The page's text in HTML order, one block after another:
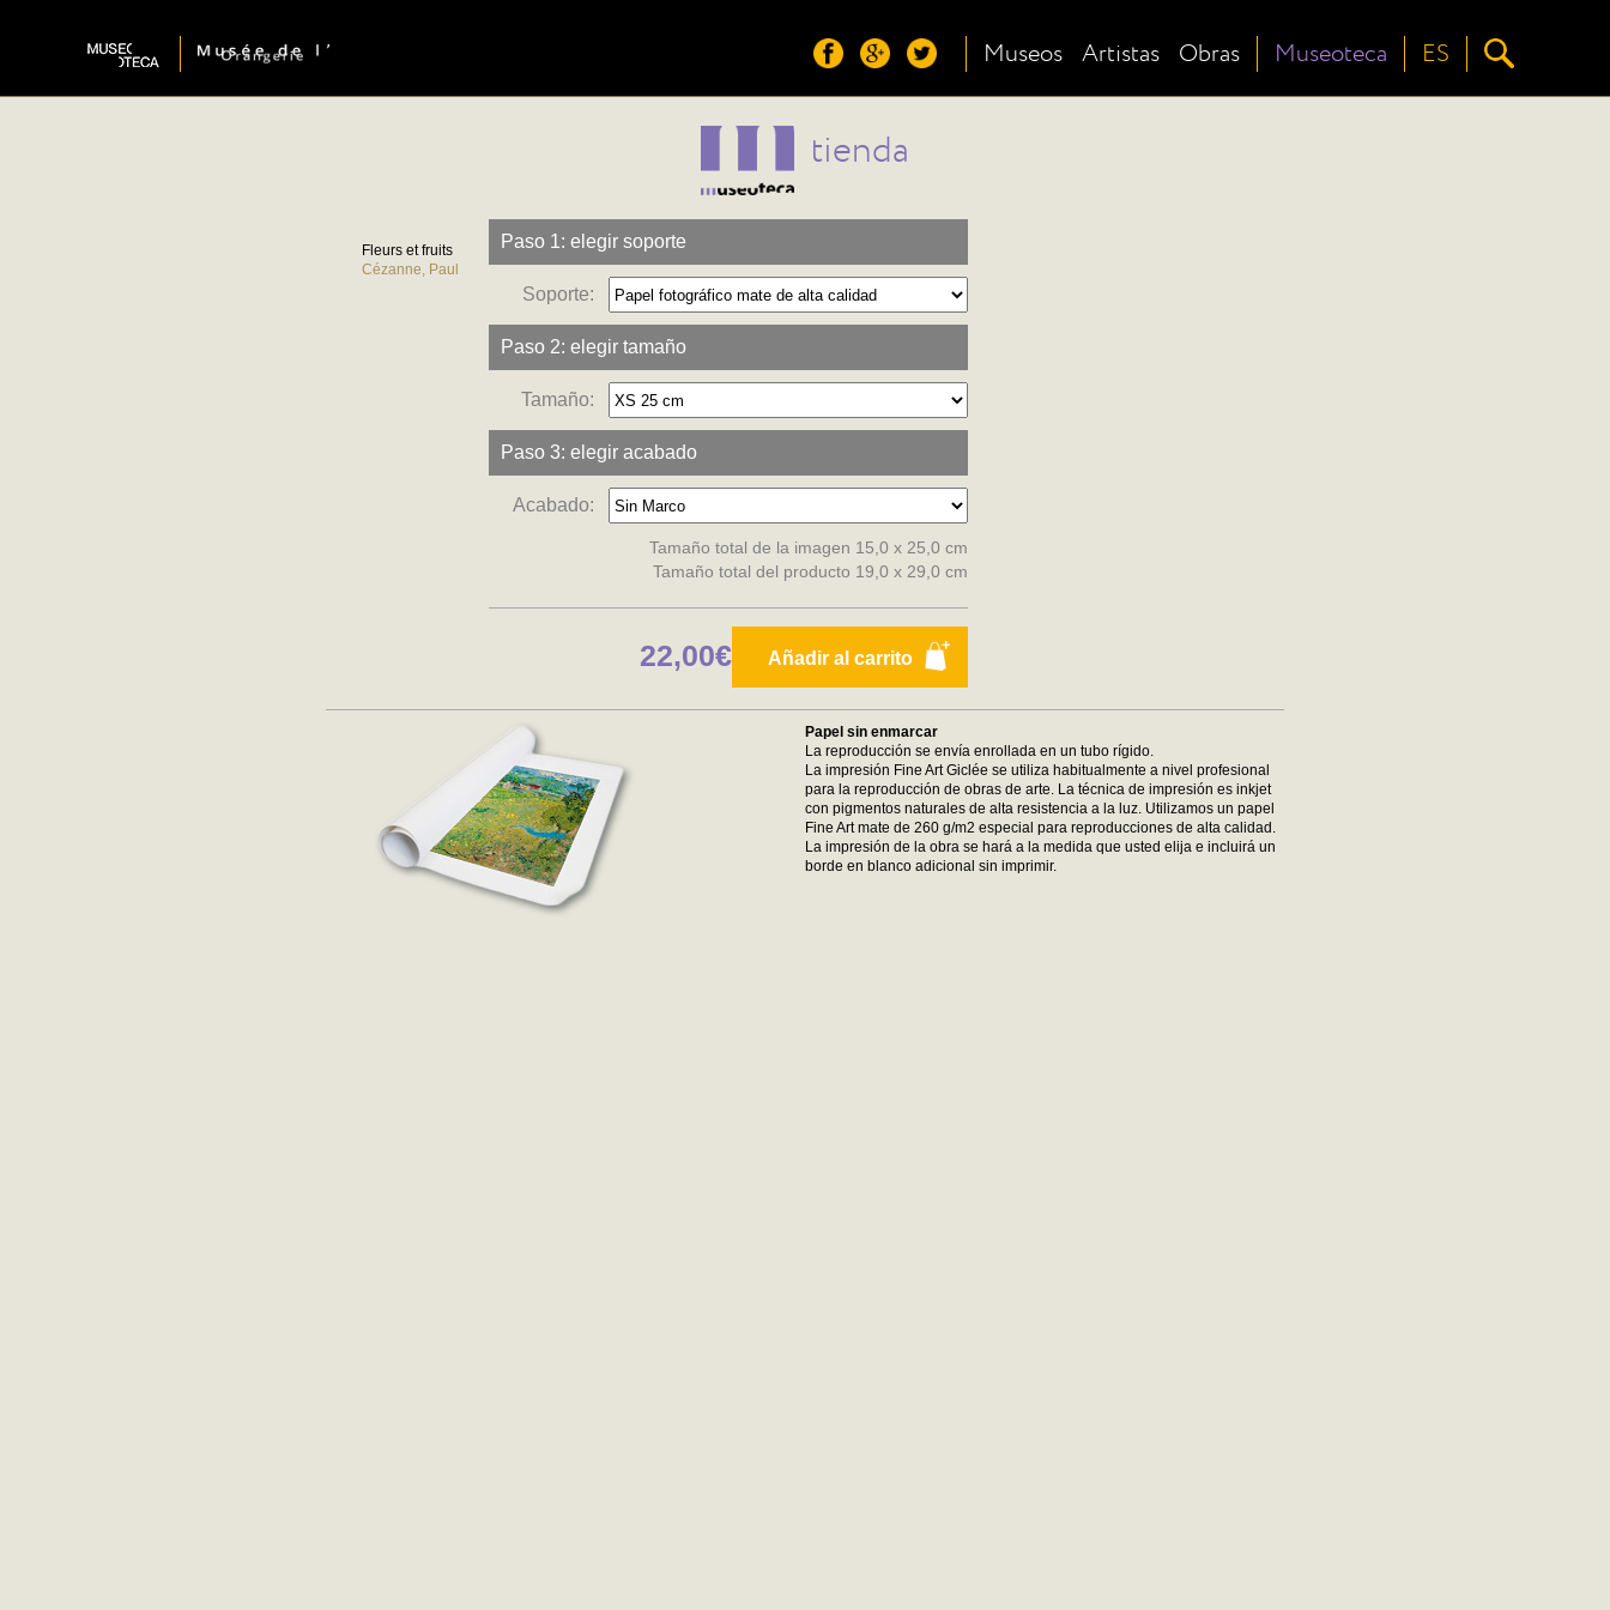
Museos Artistas Obras Museoteca ES
tienda
Fleurs et fruits
Cézanne, Paul
Paso 1: elegir soporte
Soporte:
Paso 2: elegir tamaño
Tamaño:
Paso 3: elegir acabado
Acabado:
Tamaño total de la imagen 15,0 x 25,0 cm
Tamaño total del producto 19,0 x 29,0 cm
Añadir al carrito
22,00€
Papel sin enmarcar
La reproducción se envía enrollada en un tubo rígido.
La impresión Fine Art Giclée se utiliza habitualmente a nivel profesional
para la reproducción de obras de arte. La técnica de impresión es inkjet
con pigmentos naturales de alta resistencia a la luz. Utilizamos un papel
Fine Art mate de 260 g/m2 especial para reproducciones de alta calidad.
La impresión de la obra se hará a la medida que usted elija e incluirá un
borde en blanco adicional sin imprimir.